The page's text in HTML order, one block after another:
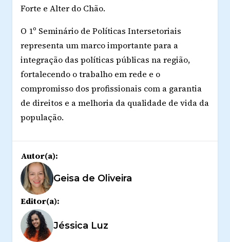
Forte e Alter do Chão.
O 1º Seminário de Políticas Intersetoriais
representa um marco importante para a
integração das políticas públicas na região,
fortalecendo o trabalho em rede e o
compromisso dos profissionais com a garantia
de direitos e a melhoria da qualidade de vida da
população.
Autor(a):
Geisa de Oliveira
Editor(a):
Jéssica Luz